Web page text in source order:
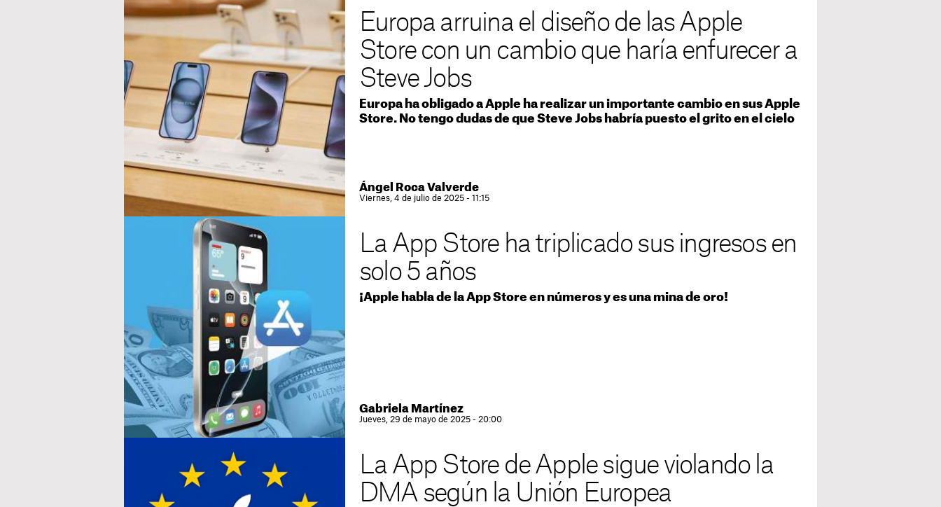
Europa arruina el diseño de las Apple
Store con un cambio que haría enfurecer a
Steve Jobs
Europa ha obligado a Apple ha realizar un importante cambio en sus Apple
Store. No tengo dudas de que Steve Jobs habría puesto el grito en el cielo
Ángel Roca Valverde
Viernes, 4 de julio de 2025 - 11:15
La App Store ha triplicado sus ingresos en
solo 5 años
¡Apple habla de la App Store en números y es una mina de oro!
Gabriela Martínez
Jueves, 29 de mayo de 2025 - 20:00
La App Store de Apple sigue violando la
DMA según la Unión Europea